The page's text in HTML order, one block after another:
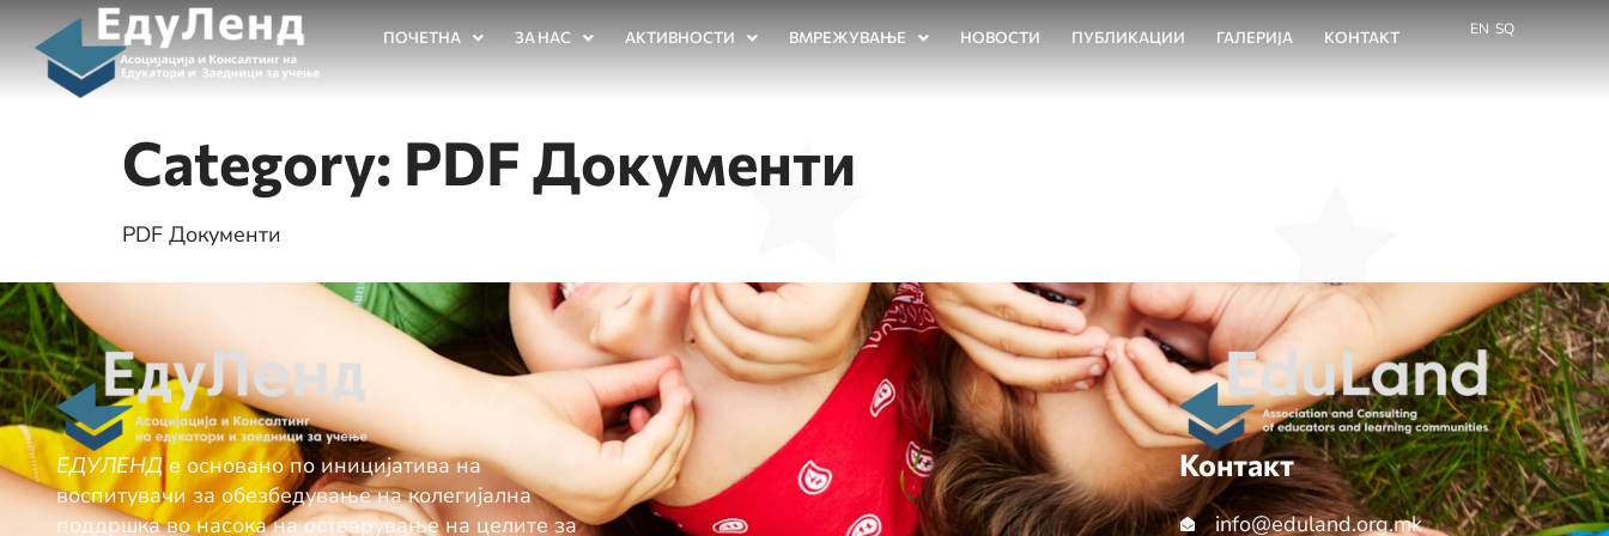
ПОЧЕТНА ЗА НАС АКТИВНОСТИ ВМРЕЖУВАЊЕ НОВОСТИ ПУБЛИКАЦИИ ГАЛЕРИЈА КОНТАКТ EN SQ
Category: PDF Документи
PDF Документи
ЕДУЛЕНД е основано по иницијатива на
воспитувачи за обезбедување нa колегијална
поддршка во насока на остварување на целите за
Контакт
info@еduland.org.mk